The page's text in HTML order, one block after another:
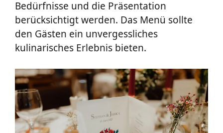
Bedürfnisse und die Präsentation
berücksichtigt werden. Das Menü sollte
den Gästen ein unvergessliches
kulinarisches Erlebnis bieten.